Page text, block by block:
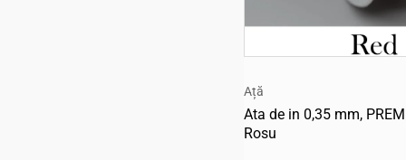
Ață
Ata de in 0,35 mm,
Rosu